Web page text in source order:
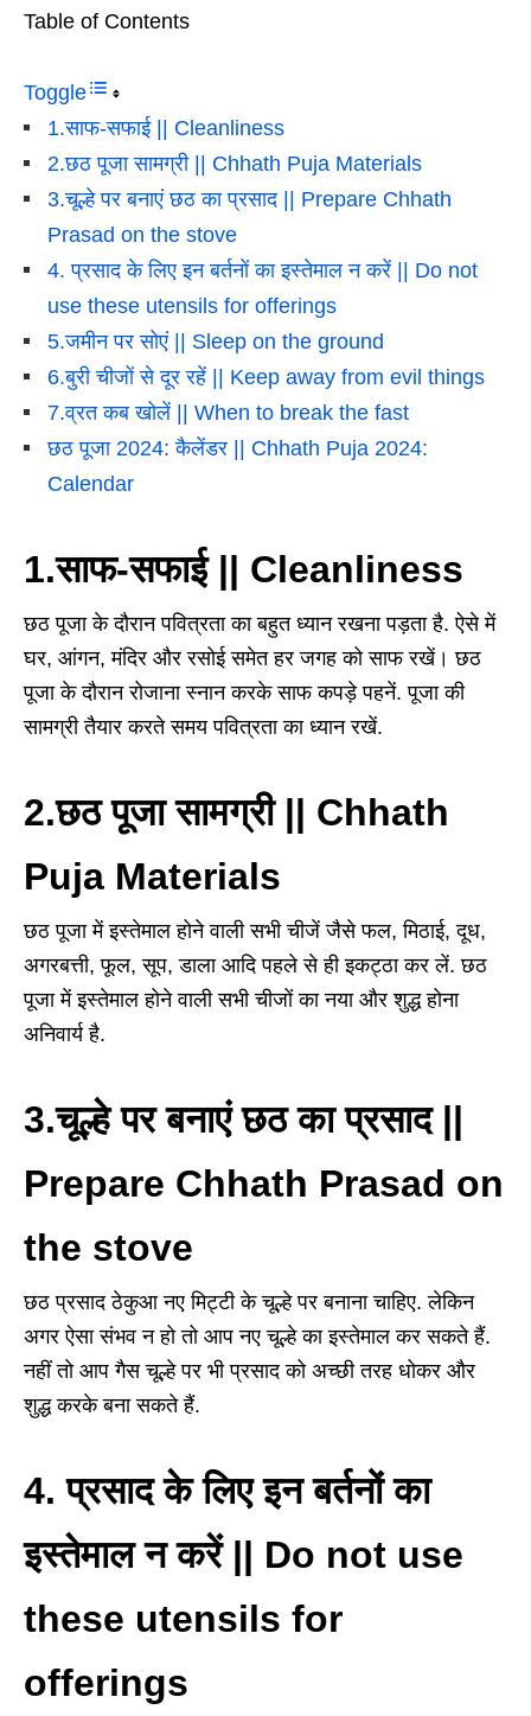
Table of Contents
Toggle
1.साफ-सफाई || Cleanliness
2.छठ पूजा सामग्री || Chhath Puja Materials
3.चूल्हे पर बनाएं छठ का प्रसाद || Prepare Chhath
Prasad on the stove
4. प्रसाद के लिए इन बर्तनों का इस्तेमाल न करें || Do not
use these utensils for offerings
5.जमीन पर सोएं || Sleep on the ground
6.बुरी चीजों से दूर रहें || Keep away from evil things
7.व्रत कब खोलें || When to break the fast
छठ पूजा 2024: कैलेंडर || Chhath Puja 2024:
Calendar
1.साफ-सफाई || Cleanliness
छठ पूजा के दौरान पवित्रता का बहुत ध्यान रखना पड़ता है. ऐसे में
घर, आंगन, मंदिर और रसोई समेत हर जगह को साफ रखें। छठ
पूजा के दौरान रोजाना स्नान करके साफ कपड़े पहनें. पूजा की
सामग्री तैयार करते समय पवित्रता का ध्यान रखें.
2.छठ पूजा सामग्री || Chhath
Puja Materials
छठ पूजा में इस्तेमाल होने वाली सभी चीजें जैसे फल, मिठाई, दूध,
अगरबत्ती, फूल, सूप, डाला आदि पहले से ही इकट्ठा कर लें. छठ
पूजा में इस्तेमाल होने वाली सभी चीजों का नया और शुद्ध होना
अनिवार्य है.
3.चूल्हे पर बनाएं छठ का प्रसाद ||
Prepare Chhath Prasad on
the stove
छठ प्रसाद ठेकुआ नए मिट्टी के चूल्हे पर बनाना चाहिए. लेकिन
अगर ऐसा संभव न हो तो आप नए चूल्हे का इस्तेमाल कर सकते हैं.
नहीं तो आप गैस चूल्हे पर भी प्रसाद को अच्छी तरह धोकर और
शुद्ध करके बना सकते हैं.
4. प्रसाद के लिए इन बर्तनों का
इस्तेमाल न करें || Do not use
these utensils for
offerings